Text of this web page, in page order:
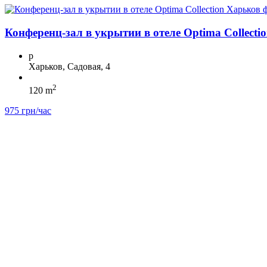
Конференц-зал в укрытии в отеле Optima
p
Харьков, Садовая, 4
120 m2
975 грн/час